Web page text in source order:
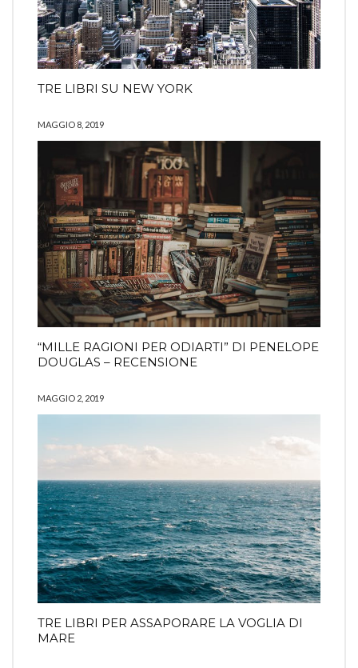
TRE LIBRI SU NEW YORK
MAGGIO 8, 2019
“MILLE RAGIONI PER ODIARTI” DI PENELOPE
DOUGLAS – RECENSIONE
MAGGIO 2, 2019
TRE LIBRI PER ASSAPORARE LA VOGLIA DI
MARE